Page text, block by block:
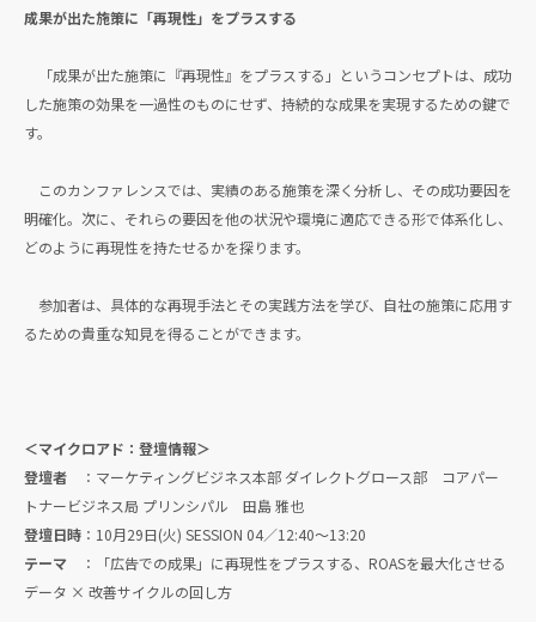
成果が出た施策に「再現性」をプラスする
「成果が出た施策に『再現性』をプラスする」というコンセプトは、成功
した施策の効果を一過性のものにせず、持続的な成果を実現するための鍵で
す。
このカンファレンスでは、実績のある施策を深く分析し、その成功要因を
明確化。次に、それらの要因を他の状況や環境に適応できる形で体系化し、
どのように再現性を持たせるかを探ります。
参加者は、具体的な再現手法とその実践方法を学び、自社の施策に応用す
るための貴重な知見を得ることができます。
＜マイクロアド：登壇情報＞
登壇者
：マーケティングビジネス本部 ダイレクトグロース部 コアパー
トナービジネス局 プリンシパル 田島 雅也
登壇日時 ：10月29日(火) SESSION 04／12:40～13:20
テーマ ：「広告での成果」に再現性をプラスする、ROASを最大化させる
データ × 改善サイクルの回し方